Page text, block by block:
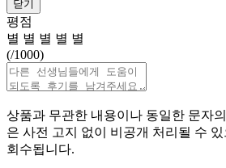
닫기
평점
별 별 별 별 별
(/1000)
상품과 무관한 내용이나 동일한 문자
은 사전 고지 없이 비공개 처리될 수
회수됩니다.